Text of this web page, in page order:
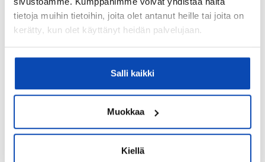
tietoja muihin tietoihin, joita olet antanut heille tai joita on
kerätty, kun olet käyttänyt heidän palvelujaan.
Salli kaikki
Muokkaa
Kiellä
Terassi:
Kyllä
Lisätietoja säilytystiloista:
Kahdessa makuuhuoneessa kiinteät kaapistot.
Kohteessa on satelliittiantenni: